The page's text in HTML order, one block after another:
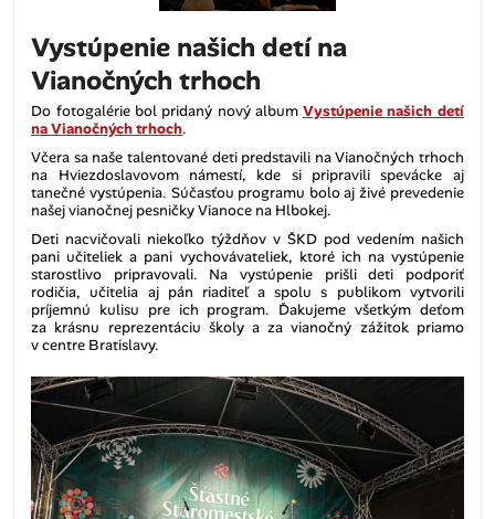
Vystúpenie našich detí na
Vianočných trhoch
Do fotogalérie bol pridaný nový albumVystúpenie našich detí
na Vianočných trhoch.
Včera sa naše talentované deti predstavili na Vianočných trhoch
na Hviezdoslavovom námestí, kde si pripravili spevácke aj
tanečné vystúpenia. Súčasťou programu bolo aj živé prevedenie
našej vianočnej pesničky Vianoce na Hlbokej.
Deti nacvičovali niekoľko týždňov v ŠKD pod vedením našich
pani učiteliek a pani vychovávateliek, ktoré ich na vystúpenie
starostlivo pripravovali. Na vystúpenie prišli deti podporiť
rodičia, učitelia aj pán riaditeľ a spolu s publikom vytvorili
príjemnú kulisu pre ich program. Ďakujeme všetkým deťom
za krásnu reprezentáciu školy a za vianočný zážitok priamo
v centre Bratislavy.